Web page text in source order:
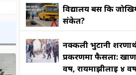
विद्यालय बस कि
संकेत?
नक्कली भुटानी
प्रकरणमा फैसला:
वर्ष, रायमाझीलाई ४